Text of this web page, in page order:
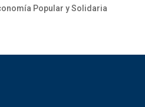
Popular y Solidaria